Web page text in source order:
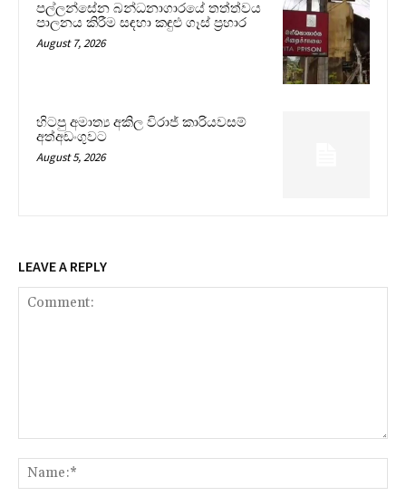
පල්ලන්සේන බන්ධනාගාරයේ තත්ත්වය
පාලනය කිරීම සඳහා කඳුළු ගෑස් ප්‍රහාර
August 7, 2026
හිටපු අමාත්‍ය අකිල විරාජ් කාරියවසම්
අත්අඩංගුවට
August 5, 2026
LEAVE A REPLY